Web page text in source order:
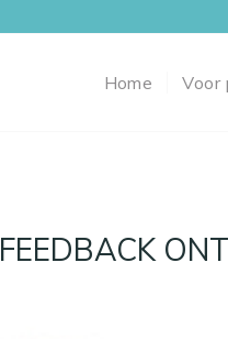
Home Voor
FEEDBACK